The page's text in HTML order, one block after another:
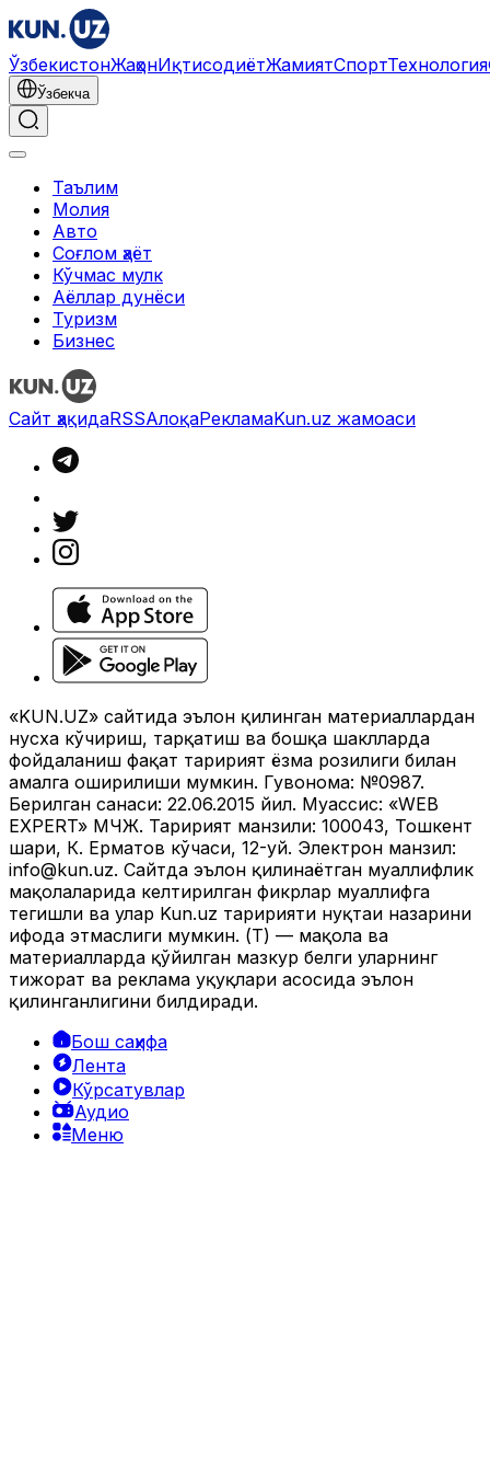
ЎзбекистонЖаҳонИқтисодиётЖамиятСпортТехнология
Ўзбекча
Таълим
Молия
Авто
Соғлом ҳаёт
Кўчмас мулк
Аёллар дунёси
Туризм
Бизнес
Сайт ҳақидаRSSАлоқаРекламаKun.uz жамоаси
«KUN.UZ» сайтида эълон қилинган материаллардан
нусха кўчириш, тарқатиш ва бошқа шаклларда
фойдаланиш фақат таҳририят ёзма розилиги билан
амалга оширилиши мумкин. Гувоҳнома: №0987.
Берилган санаси: 22.06.2015 йил. Муассис: «WEB
EXPERT» МЧЖ. Таҳририят манзили: 100043, Тошкент
шаҳри, К. Ерматов кўчаси, 12-уй. Электрон манзил:
info@kun.uz. Сайтда эълон қилинаётган муаллифлик
мақолаларида келтирилган фикрлар муаллифга
тегишли ва улар Kun.uz таҳририяти нуқтаи назарини
ифода этмаслиги мумкин. (Т) — мақола ва
материалларда қўйилган мазкур белги уларнинг
тижорат ва реклама ҳуқуқлари асосида эълон
қилинганлигини билдиради.
Бош саҳифа
Лента
Кўрсатувлар
Аудио
Меню